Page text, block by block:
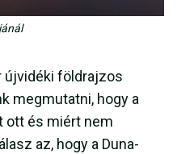
újvidéki földrajzos
megmutatni, hogy a
ott és miért nem
az, hogy a Duna-